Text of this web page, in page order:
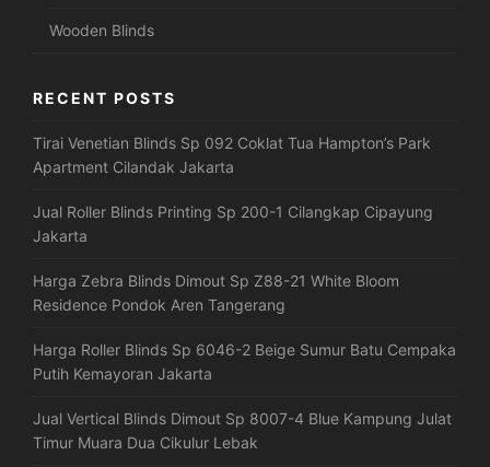
Wooden Blinds
RECENT POSTS
Tirai Venetian Blinds Sp 092 Coklat Tua Hampton’s Park
Apartment Cilandak Jakarta
Jual Roller Blinds Printing Sp 200-1 Cilangkap Cipayung
Jakarta
Harga Zebra Blinds Dimout Sp Z88-21 White Bloom
Residence Pondok Aren Tangerang
Harga Roller Blinds Sp 6046-2 Beige Sumur Batu Cempaka
Putih Kemayoran Jakarta
Jual Vertical Blinds Dimout Sp 8007-4 Blue Kampung Julat
Timur Muara Dua Cikulur Lebak